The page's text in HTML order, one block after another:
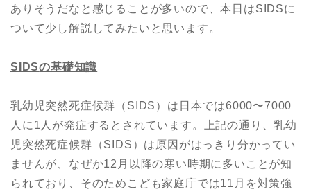
ありそうだなと感じることが多いので、本日はSIDSに
ついて少し解説してみたいと思います。
SIDSの基礎知識
乳幼児突然死症候群（SIDS）は日本では6000〜7000
人に1人が発症するとされています。上記の通り、乳幼
児突然死症候群（SIDS）は原因がはっきり分かってい
ませんが、なぜか12月以降の寒い時期に多いことが知
られており、そのためこども家庭庁では11月を対策強